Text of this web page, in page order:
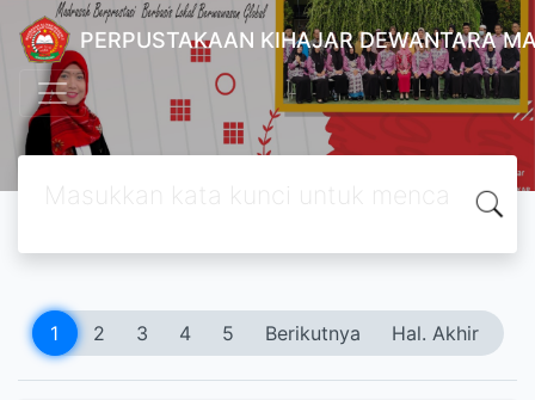
PERPUSTAKAAN KIHAJAR DEWANTARA
1 2 3 4 5 Berikutnya Hal. Akhir